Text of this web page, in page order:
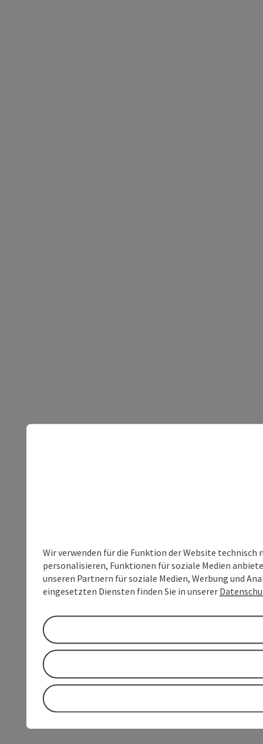
Wir verwenden für die Funktion der Website
personalisieren, Funktionen für soziale Medien
unseren Partnern für soziale Medien, Werbung und
eingesetzten Diensten finden Sie in unserer